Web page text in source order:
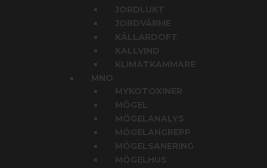
JORDLUKT
JORDVÄRME
KÄLLARDOFT
KALLVIND
KLIMATKAMMARE
MNO
MYKOTOXINER
MÖGEL
MÖGELANALYS
MÖGELANGREPP
MÖGELSANERING
MÖGELHUS